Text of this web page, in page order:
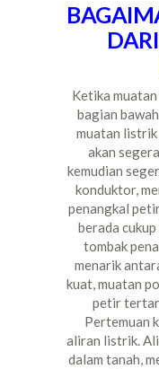
Ketika
bagian
muatan
akan
kemudian
konduktor,
penangkal
berada
tombak
menarik
kuat, muatan
petir
Pertemuan
aliran listrik.
dalam tanah,